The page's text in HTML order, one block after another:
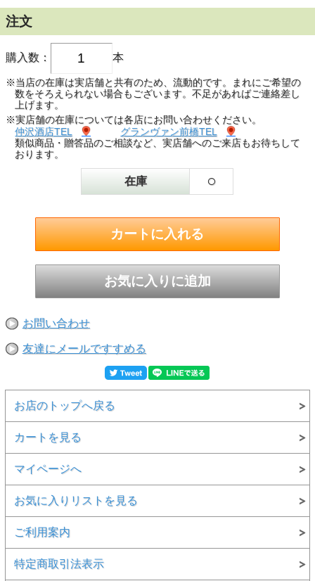
注文
購入数： 本
※当店の在庫は実店舗と共有のため、流動的です。まれにご希望の
数をそろえられない場合もございます。不足があればご連絡差し
上げます。
※実店舗の在庫については各店にお問い合わせください。
仲沢酒店TEL
グランヴァン前橋TEL
類似商品・贈答品のご相談など、実店舗へのご来店もお待ちして
おります。
在庫 ○
お問い合わせ
友達にメールですすめる
お店のトップへ戻る
カートを見る
マイページへ
お気に入りリストを見る
ご利用案内
特定商取引法表示